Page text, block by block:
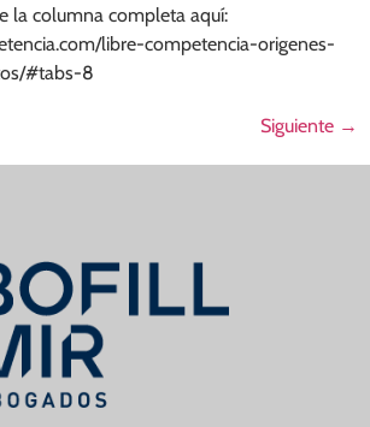
la columna completa aquí:
libre-competencia-origenes-
#tabs-8
Siguiente →